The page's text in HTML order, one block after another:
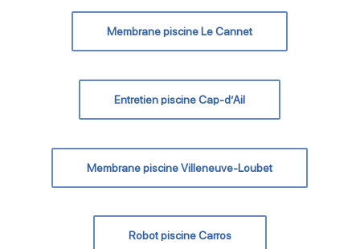
Membrane piscine Le Cannet
Entretien piscine Cap-d’Ail
Membrane piscine Villeneuve-Loubet
Robot piscine Carros